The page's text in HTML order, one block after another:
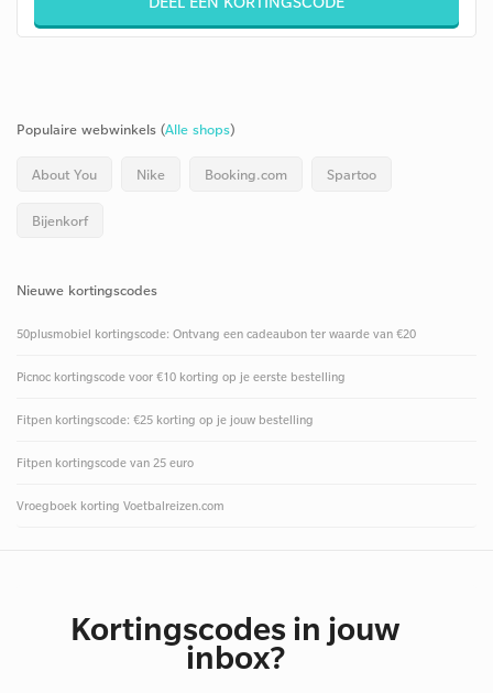
Populaire webwinkels (Alle shops)
About You Nike Booking.com Spartoo
Bijenkorf
Nieuwe kortingscodes
50plusmobiel kortingscode: Ontvang een cadeaubon ter waarde van €20
Picnoc kortingscode voor €10 korting op je eerste bestelling
Fitpen kortingscode: €25 korting op je jouw bestelling
Fitpen kortingscode van 25 euro
Vroegboek korting Voetbalreizen.com
Kortingscodes in jouw
inbox?